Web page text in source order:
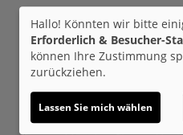
Regie:
Phil Grabsky, David
Ausstellung, Special Event
Inhalte zum Teil von
© CINEPROG ...macht Lust auf
Hallo! Könnten wir bitte
Erforderlich & Besucher-
können Ihre Zustimmung
zurückziehen.
Lassen Sie mich wählen